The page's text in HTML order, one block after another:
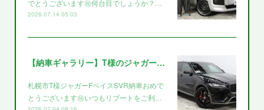
でとうございます㊗️何台目でしょうか？…
2026.07.14 05:03
【納車ギャラリー】T様のジャガー～～
札幌市T様ジャガーFペイスSVR納車おめで
とうございます㊗️いつもリブートをご利…